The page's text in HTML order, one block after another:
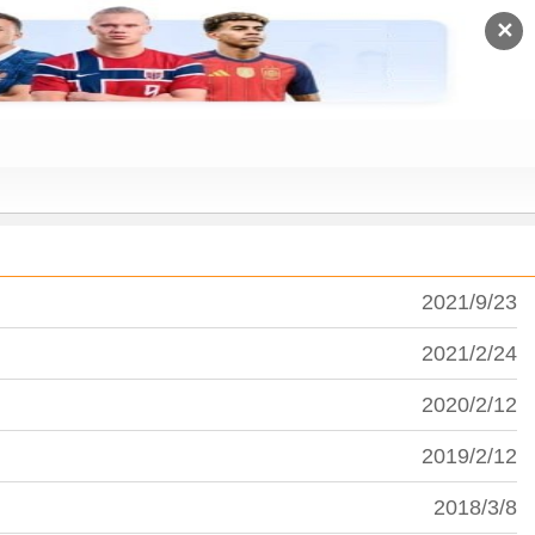
✕
2021/9/23
2021/2/24
2020/2/12
2019/2/12
2018/3/8